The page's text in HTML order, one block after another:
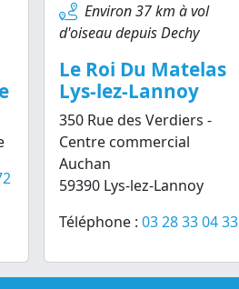
Environ 37 km à vol
d'oiseau depuis Dechy
Le Roi Du Matelas
Lys-lez-Lannoy
350 Rue des Verdiers -
Centre commercial
Auchan
59390 Lys-lez-Lannoy
Téléphone :03 28 33 04 33